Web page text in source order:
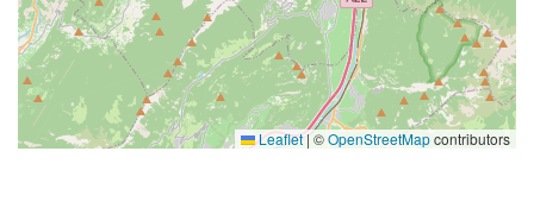
Leaflet|©OpenStreetMapcontributors